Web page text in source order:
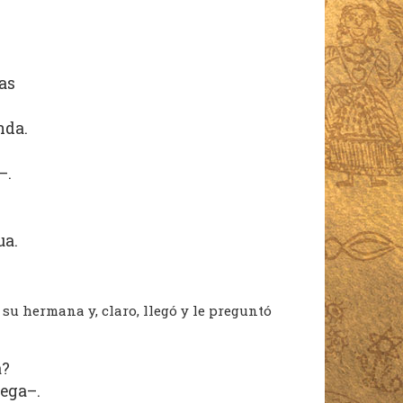
hermana y, claro, llegó y le preguntó